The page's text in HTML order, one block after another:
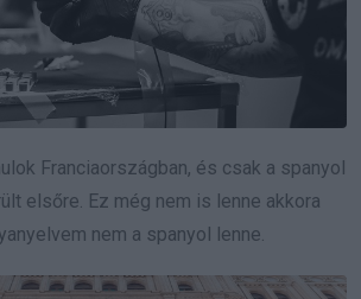
Franciaországban, és csak a spanyol
elsőre. Ez még nem is lenne akkora
nem a spanyol lenne.